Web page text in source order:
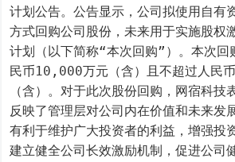
计划公告。公告显示，公司拟使用自有
方式回购公司股份，未来用于实施股权
计划（以下简称“本次回购”）。本次回
民币10,000万元（含）且不超过人民
（含）。对于此次股份回购，网宿科技
反映了管理层对公司内在价值和未来发
有利于维护广大投资者的利益，增强投
建立健全公司长效激励机制，促进公司